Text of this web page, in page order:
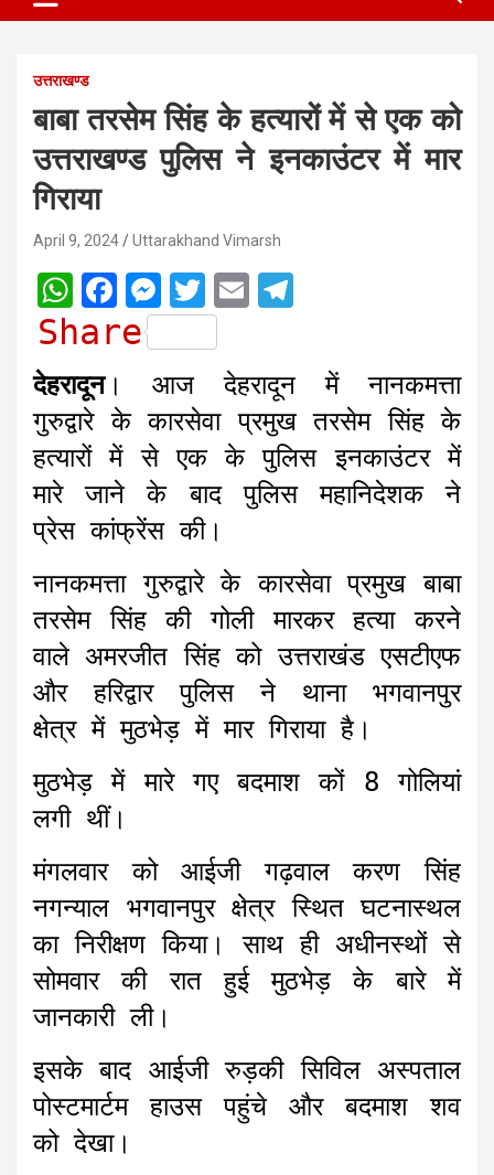
उत्तराखण्ड
बाबा तरसेम सिंह के हत्यारों में से एक को
उत्तराखण्ड पुलिस ने इनकाउंटर में मार
गिराया
April 9, 2024 Uttarakhand Vimarsh
W
h
t
s
A
p
p
F
a
e
b
o
o
k
M
e
s
s
e
n
g
e
r
T
w
i
t
t
e
r
E
i
l g
r
a
Share
देहरादून। आज देहरादून में नानकमत्ता
गुरुद्वारे के कारसेवा प्रमुख तरसेम सिंह के
हत्यारों में से एक के पुलिस इनकाउंटर में
मारे जाने के बाद पुलिस महानिदेशक ने
प्रेस कांफ्रेंस की।
नानकमत्ता गुरुद्वारे के कारसेवा प्रमुख बाबा
तरसेम सिंह की गोली मारकर हत्या करने
वाले अमरजीत सिंह को उत्तराखंड एसटीएफ
और हरिद्वार पुलिस ने थाना भगवानपुर
क्षेत्र में मुठभेड़ में मार गिराया है।
मुठभेड़ में मारे गए बदमाश कों 8 गोलियां
लगी थीं।
मंगलवार को आईजी गढ़वाल करण सिंह
नगन्याल भगवानपुर क्षेत्र स्थित घटनास्थल
का निरीक्षण किया। साथ ही अधीनस्थों से
सोमवार की रात हुई मुठभेड़ के बारे में
जानकारी ली।
इसके बाद आईजी रुड़की सिविल अस्पताल
पोस्टमार्टम हाउस पहुंचे और बदमाश शव
को देखा।